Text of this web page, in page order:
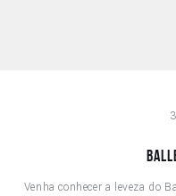
Venha conhecer a leveza do